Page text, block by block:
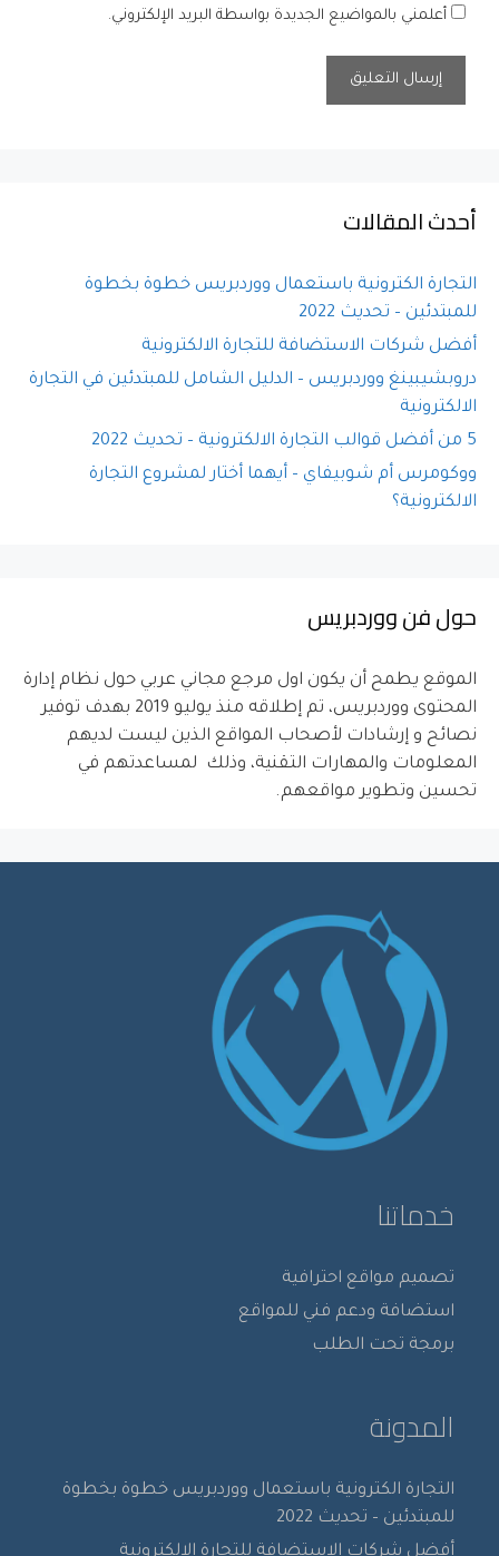
أعلمني بالمواضيع الجديدة بواسطة البريد الإلكتروني.
r
a
v
e
أحدث المقالات
التجارة الكترونية باستعمال ووردبريس خطوة بخطوة
للمبتدئين – تحديث 2022
أفضل شركات الاستضافة للتجارة الالكترونية
دروبشيبينغ ووردبريس – الدليل الشامل للمبتدئين في التجارة
الالكترونية
5 من أفضل قوالب التجارة الالكترونية – تحديث 2022
ووكومرس أم شوبيفاي – أيهما أختار لمشروع التجارة
الالكترونية؟
حول فن ووردبريس
الموقع يطمح أن يكون اول مرجع مجاني عربي حول نظام إدارة
المحتوى ووردبريس، تم إطلاقه منذ يوليو 2019 بهدف توفير
نصائح و إرشادات لأصحاب المواقع الذين ليست لديهم
المعلومات والمهارات التقنية، وذلك لمساعدتهم في
تحسين وتطوير مواقعهم.
خدماتنا
تصميم مواقع احترافية
استضافة ودعم فني للمواقع
برمجة تحت الطلب
المدونة
التجارة الكترونية باستعمال ووردبريس خطوة بخطوة
للمبتدئين – تحديث 2022
أفضل شركات الاستضافة للتجارة الالكترونية